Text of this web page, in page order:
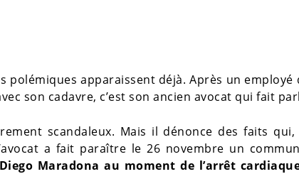
polémiques apparaissent déjà. Après un employé
son cadavre, c’est son ancien avocat qui fait
scandaleux. Mais il dénonce des faits qui,
a fait paraître le 26 novembre un
Maradona au moment de l’arrêt